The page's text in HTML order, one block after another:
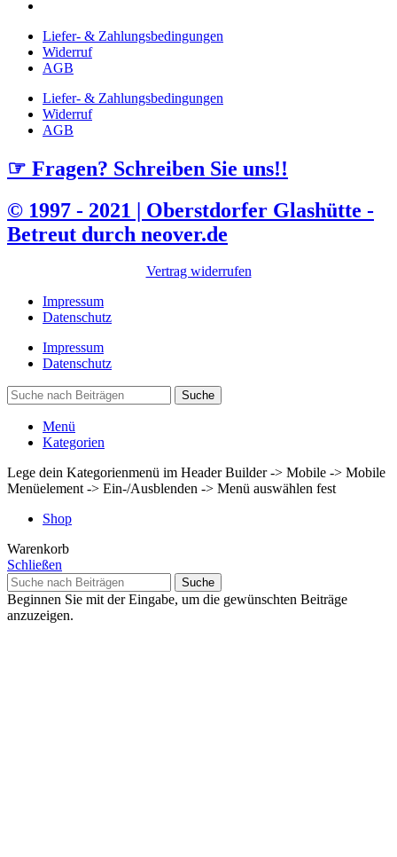
Liefer- & Zahlungsbedingungen
Widerruf
AGB
Liefer- & Zahlungsbedingungen
Widerruf
AGB
☞ Fragen? Schreiben Sie uns!!
© 1997 - 2021 | Oberstdorfer Glashütte -
Betreut durch neover.de
Vertrag widerrufen
Impressum
Datenschutz
Impressum
Datenschutz
Suche
Menü
Kategorien
Lege dein Kategorienmenü im Header Builder -> Mobile -> Mobile
Menüelement -> Ein-/Ausblenden -> Menü auswählen fest
Shop
Warenkorb
Schließen
Suche
Beginnen Sie mit der Eingabe, um die gewünschten Beiträge
anzuzeigen.